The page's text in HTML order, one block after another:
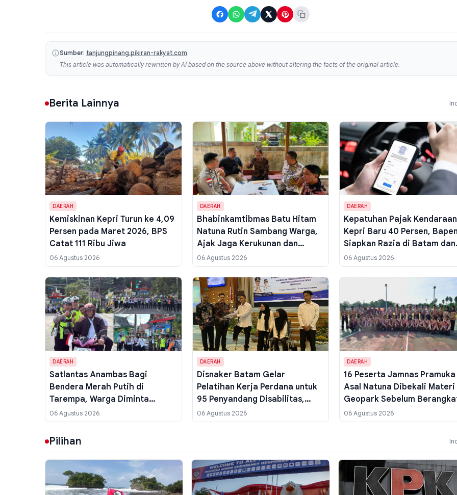
Sumber: tanjungpinang.pikiran-rakyat.com
This article was automatically rewritten by AI based on the source above without altering the facts of the original article.
Berita Lainnya
DAERAH
Kemiskinan Kepri Turun ke 4,09
Persen pada Maret 2026, BPS
Catat 111 Ribu Jiwa
06 Agustus 2026
DAERAH
Bhabinkamtibmas Batu Hitam
Natuna Rutin Sambang Warga,
Ajak Jaga Kerukunan dan
Waspadai Hoaks
06 Agustus 2026
DAERAH
Kepatuhan Pajak
Kepri Baru 40 Persen,
Siapkan Razia di Batam dan
Kabupaten Kota
06 Agustus 2026
DAERAH
Satlantas Anambas Bagi
Bendera Merah Putih di
Tarempa, Warga Diminta
Pasang di Rumah Sambut HUT
ke-81 RI
06 Agustus 2026
DAERAH
Disnaker Batam Gelar
Pelatihan Kerja Perdana untuk
95 Penyandang Disabilitas,
Siapkan Kompetensi Industri
06 Agustus 2026
DAERAH
16 Peserta Jamnas Pramuka
Asal Natuna Dibekali Materi
Geopark Sebelum
Jakarta
06 Agustus 2026
Pilihan